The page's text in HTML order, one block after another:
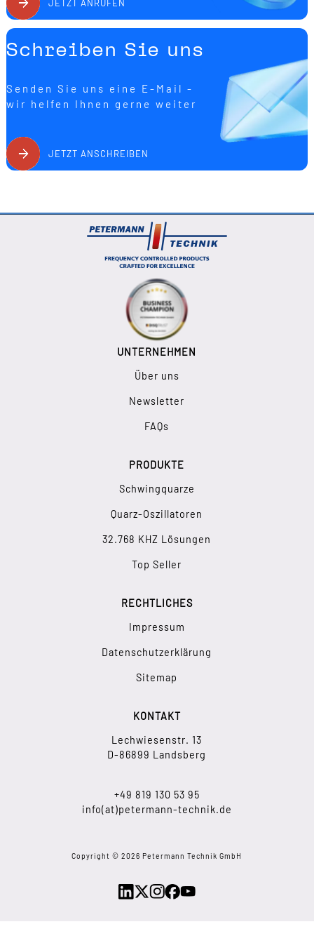
JETZT ANRUFEN
Schreiben Sie uns
Senden Sie uns eine E-Mail -
wir helfen Ihnen gerne weiter
JETZT ANSCHREIBEN
UNTERNEHMEN
Über uns
Newsletter
FAQs
PRODUKTE
Schwingquarze
Quarz-Oszillatoren
32.768 KHZ Lösungen
Top Seller
RECHTLICHES
Impressum
Datenschutzerklärung
Sitemap
KONTAKT
Lechwiesenstr. 13
D-86899 Landsberg
+49 819 130 53 95
info(at)petermann-technik.de
Copyright © 2026 Petermann Technik GmbH